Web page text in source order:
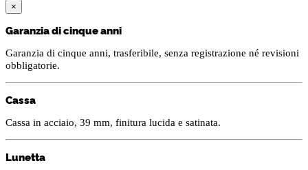
×
Garanzia di cinque anni
Garanzia di cinque anni, trasferibile, senza registrazione né revisioni
obbligatorie.
Cassa
Cassa in acciaio, 39 mm, finitura lucida e satinata.
Lunetta